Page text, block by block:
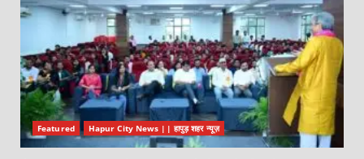
Featured Hapur City News || हापुड़ शहर न्यूज़